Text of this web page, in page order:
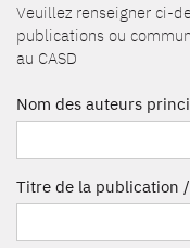
Veuillez renseigner ci-
publications ou
au CASD
Nom des auteurs
Titre de la publication